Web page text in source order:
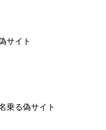
サイト
乗る偽サイト